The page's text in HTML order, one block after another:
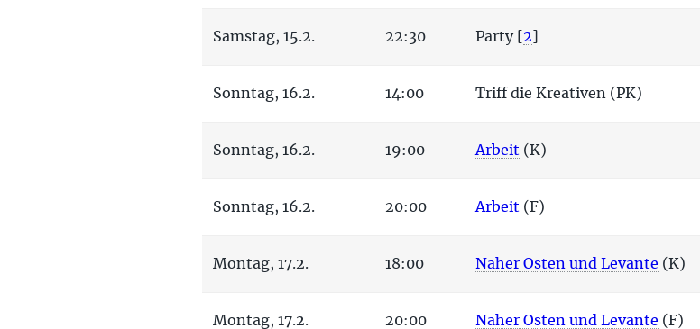
Samstag, 15.2. 22:30 Party[ 2
Sonntag, 16.2. 14:00 Triff die Kreativen (PK)
Sonntag, 16.2. 19:00 Arbeit (K)
Sonntag, 16.2. 20:00 Arbeit (F)
Montag, 17.2. 18:00 Naher Osten und Levante (K)
Montag, 17.2. 20:00 Naher Osten und Levante (F)